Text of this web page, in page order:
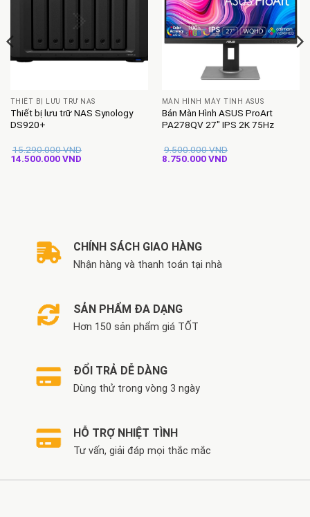
THIẾT BỊ LƯU TRỮ NAS
Thiết bị lưu trữ NAS Synology
DS920+
15.290.000VND
Giá
14.500.000VNDGiá
MÀN HÌNH MÁY TÍNH ASUS
Bán Màn Hình ASUS ProArt
PA278QV 27″ IPS 2K 75Hz
9.500.000VND
Giá
8.750.000VNDGiá
CHÍNH SÁCH GIAO HÀNG
Nhận hàng và thanh toán tại nhà
SẢN PHẨM ĐA DẠNG
Hơn 150 sản phẩm giá TỐT
ĐỔI TRẢ DỄ DÀNG
Dùng thử trong vòng 3 ngày
HỖ TRỢ NHIỆT TÌNH
Tư vấn, giải đáp mọi thắc mắc